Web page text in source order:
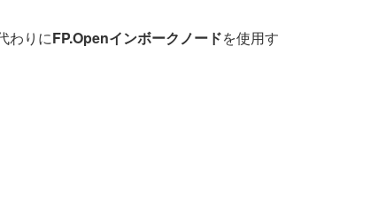
わりにFP.Openインボークノードを使用す